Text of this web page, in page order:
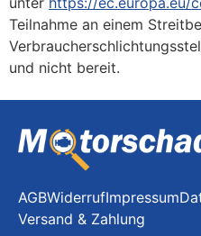
Teilnahme an einem
und nicht bereit.
AGBWiderrufImpressum
Versand & Zahlung